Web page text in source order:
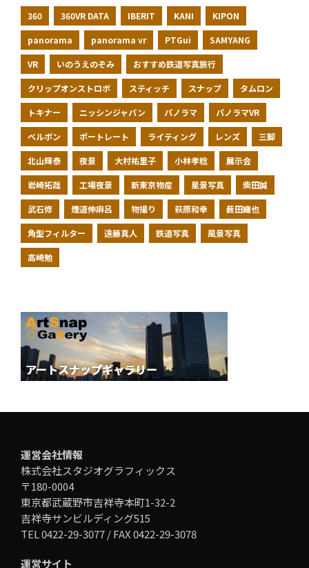
360 360VR DATA IBERIT KANI KIPON
panorama panorama vr PTGui SAMYANG
VR いのうえのぞみ おすすめ鉄道写真旅行
クリップオンストロボ スティッチ スナップ タムロン
トキナー ニッシンジャパン パノラマ パノラマVR
ベルボン ポートレート ライティング レンズ 三脚
北山輝泰 夜景 大村祐里子 小林孝稔 展示会
岩崎拓哉 工場夜景 新東京物産 星景写真 柴田誠
武石修 煙道伸麻呂 物撮り 萩原和幸 薮田織也
角型フィルター 遠藤真人 鉄道写真 風景写真
高崎勉
運営会社情報
株式会社スタジオグラフィックス
〒180-0004
東京都武蔵野市吉祥寺本町1-32-2
吉祥寺サンビルディング515
TEL 0422-29-3077 / FAX 0422-29-3078
運営サイト